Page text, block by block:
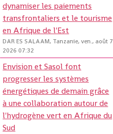
dynamiser les paiements
transfrontaliers et le tourisme
en Afrique de l'Est
DAR ES SALAAM, Tanzanie, ven., août 7
2026 07:32
Envision et Sasol font
progresser les systèmes
énergétiques de demain grâce
à une collaboration autour de
l'hydrogène vert en Afrique du
Sud